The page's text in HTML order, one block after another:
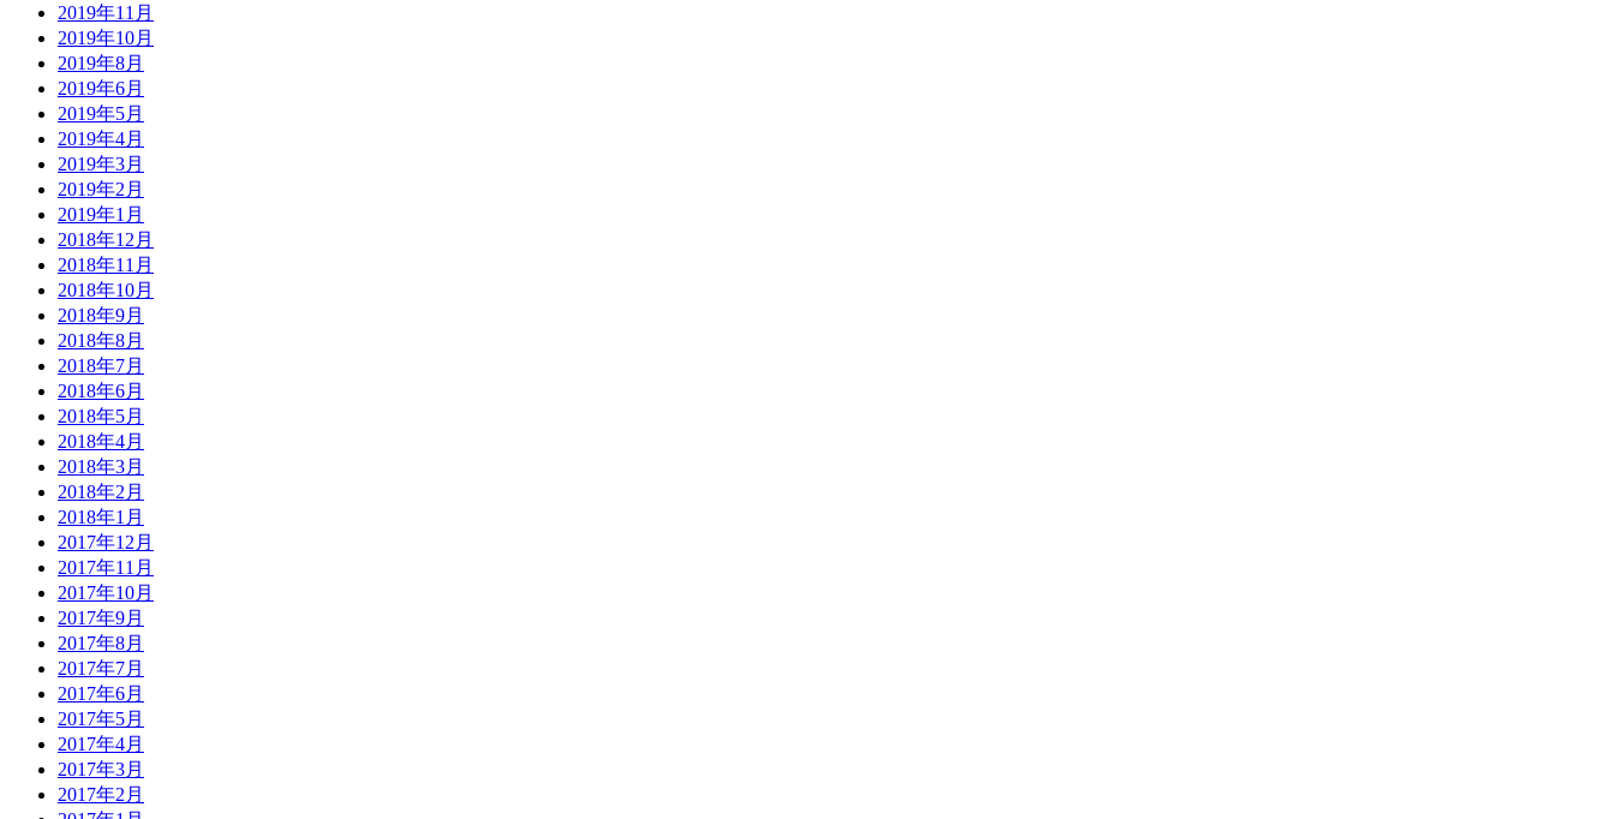
2019年11月
2019年10月
2019年8月
2019年6月
2019年5月
2019年4月
2019年3月
2019年2月
2019年1月
2018年12月
2018年11月
2018年10月
2018年9月
2018年8月
2018年7月
2018年6月
2018年5月
2018年4月
2018年3月
2018年2月
2018年1月
2017年12月
2017年11月
2017年10月
2017年9月
2017年8月
2017年7月
2017年6月
2017年5月
2017年4月
2017年3月
2017年2月